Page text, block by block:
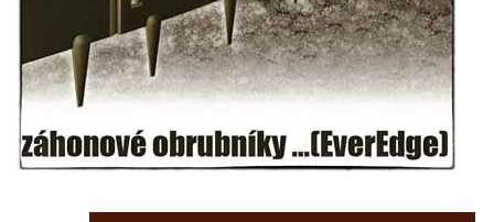
Mikulášovicích
Kříž manželů Endlerových u továrního
objektu v Mikulášovicích
Kříž u silnice východně od Mikulášovic
Meyerův kříž východně od Mikulášovic
Horním Podluží